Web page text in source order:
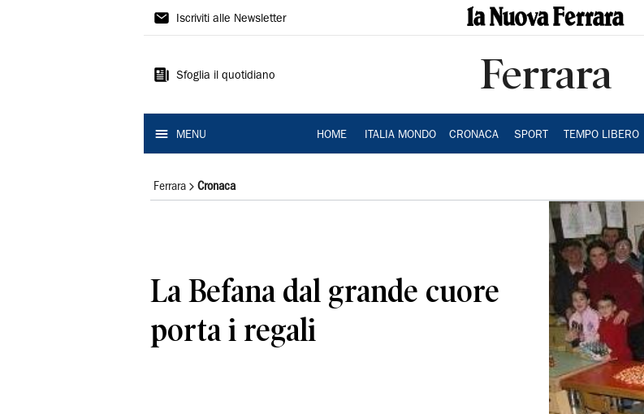
La
Ferrara
Iscriviti alle Newsletter
Sfoglia il quotidiano Ferrara
MENU HOME ITALIA MONDO CRONACA SPORT TEMPO LIBERO
Ferrara Cronaca
La Befana dal grande cuore
porta i regali